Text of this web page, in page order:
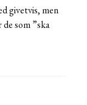
givetvis, men
som ”ska